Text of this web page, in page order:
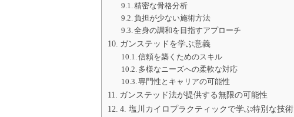
精密な骨格分析
負担が少ない施術方法
全身の調和を目指すアプローチ
ガンステッドを学ぶ意義
信頼を築くためのスキル
多様なニーズへの柔軟な対応
専門性とキャリアの可能性
ガンステッド法が提供する無限の可能性
4. 塩川カイロプラクティックで学ぶ特別な技